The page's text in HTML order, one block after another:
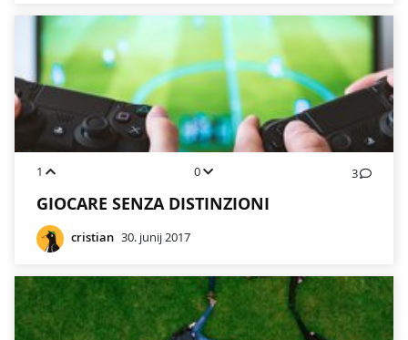
1 0 3
GIOCARE SENZA DISTINZIONI
cristian 30. junij 2017